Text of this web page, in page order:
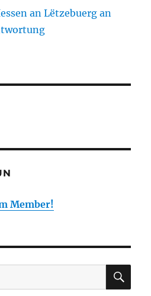
an Lëtzebuerg an
Member!